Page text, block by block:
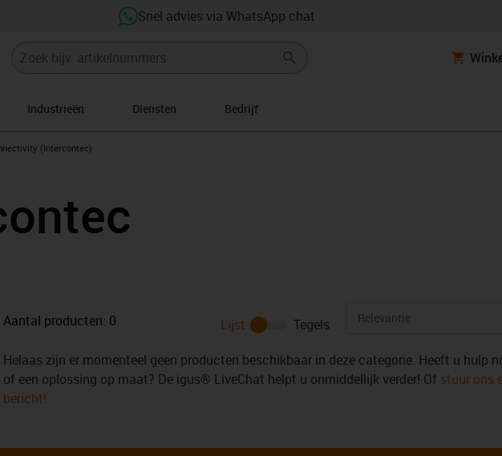
Snel advies via WhatsApp chat
Industrieën Diensten Bedrijf
arrow-right(Intercontec)
Aantal producten: 0 Lijst
Tegels
Helaas zijn er momenteel geen producten beschikbaar in deze categorie. Heeft u hulp
of een oplossing op maat? De igus® LiveChat helpt u onmiddellijk verder! Of stuur ons
bericht!